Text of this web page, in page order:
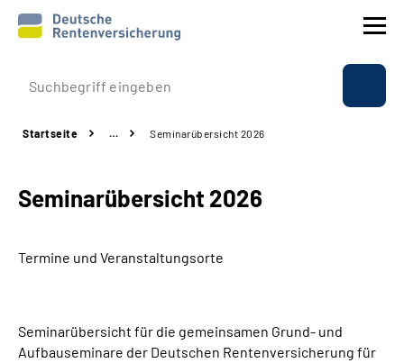
Prävention
Rente
Beratung & Kontakt
Über uns & Presse
Startseite … Seminarübersicht 2026
Seminarübersicht 2026
Termine und Veranstaltungsorte
Seminarübersicht für die gemeinsamen Grund- und
Aufbauseminare der Deutschen Rentenversicherung für